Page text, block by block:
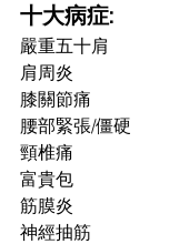
十大病症:
嚴重五十肩
肩周炎
膝關節痛
腰部緊張/僵硬
頸椎痛
富貴包
筋膜炎
神經抽筋